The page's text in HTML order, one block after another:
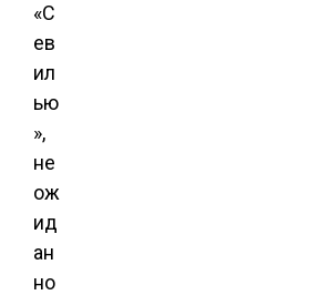
«С
ев
ил
ью
»,
не
ож
ид
ан
но